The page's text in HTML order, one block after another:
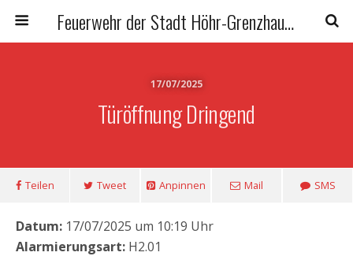
Feuerwehr der Stadt Höhr-Grenzhausen
17/07/2025
Türöffnung Dringend
Teilen Tweet Anpinnen Mail SMS
Datum: 17/07/2025 um 10:19 Uhr
Alarmierungsart: H2.01